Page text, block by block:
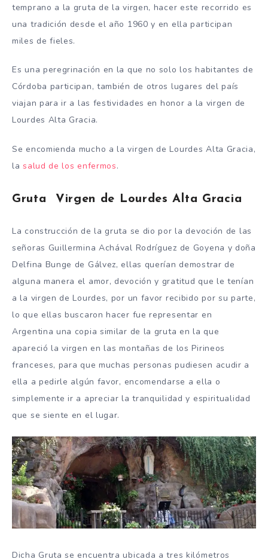
temprano a la gruta de la virgen, hacer este recorrido es
una tradición desde el año 1960 y en ella participan
miles de fieles.
Es una peregrinación en la que no solo los habitantes de
Córdoba participan, también de otros lugares del país
viajan para ir a las festividades en honor a la virgen de
Lourdes Alta Gracia.
Se encomienda mucho a la virgen de Lourdes Alta Gracia,
lasalud de los enfermos.
Gruta Virgen de Lourdes Alta Gracia
La construcción de la gruta se dio por la devoción de las
señoras Guillermina Achával Rodríguez de Goyena y doña
Delfina Bunge de Gálvez, ellas querían demostrar de
alguna manera el amor, devoción y gratitud que le tenían
a la virgen de Lourdes, por un favor recibido por su parte,
lo que ellas buscaron hacer fue representar en
Argentina una copia similar de la gruta en la que
apareció la virgen en las montañas de los Pirineos
franceses, para que muchas personas pudiesen acudir a
ella a pedirle algún favor, encomendarse a ella o
simplemente ir a apreciar la tranquilidad y espiritualidad
que se siente en el lugar.
Dicha Gruta se encuentra ubicada a tres kilómetros